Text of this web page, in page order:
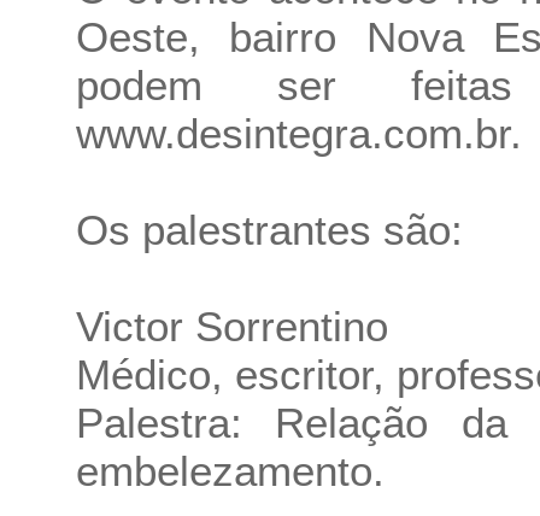
Oeste, bairro Nova
podem ser
www.desintegra.com.br.
Os palestrantes são:
Victor Sorrentino
Médico, escritor,
Palestra: Relação
embelezamento.